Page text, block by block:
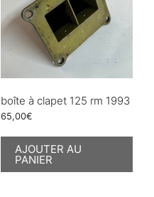
boîte à clapet 125 rm 1993
65,00€
AJOUTER AU
PANIER